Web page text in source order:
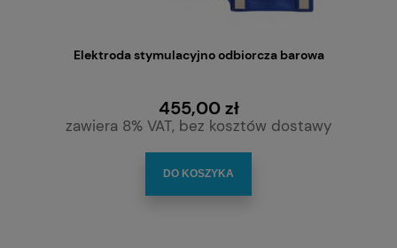
Elektroda stymulacyjno odbiorcza barowa
455,00 zł
zawiera 8% VAT, bez kosztów dostawy
DO KOSZYKA